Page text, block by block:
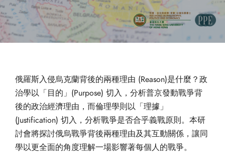
俄羅斯入侵烏克蘭背後的兩種理由 (Reason)是什麼？政
治學以「目的」(Purpose) 切入，分析普京發動戰爭背
後的政治經濟理由，而倫理學則以「理據」
(Justification) 切入，分析戰爭是否合乎義戰原則。 本研
討會將探討俄烏戰爭背後兩種理由及其互動關係， 讓同
學以更全面的角度理解一場影響著每個人的戰爭。